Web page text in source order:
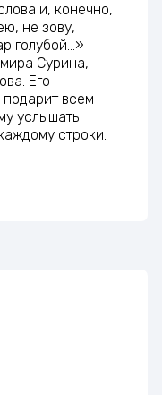
и, конечно,
не зову,
голубой...»
Сурина,
Его
всем
услышать
строки.